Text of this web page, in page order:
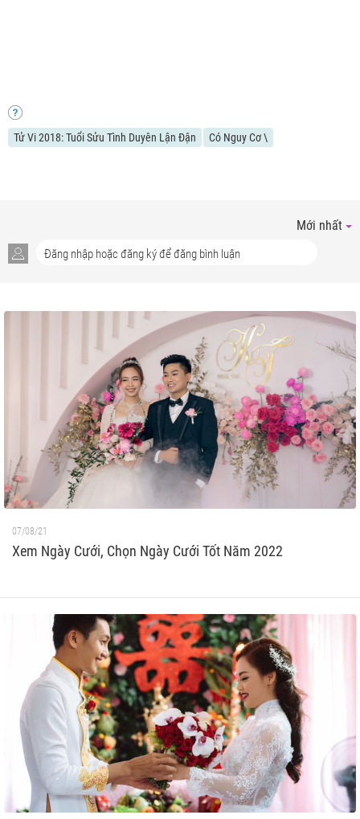
Tử Vi 2018: Tuổi Sửu Tình Duyên Lận Đận Có Nguy Cơ \
Mới nhất
07/08/21
Xem Ngày Cưới, Chọn Ngày Cưới Tốt Năm 2022